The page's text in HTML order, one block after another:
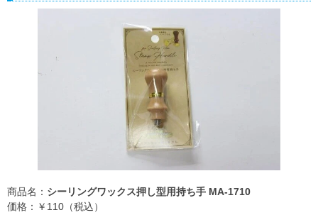
商品名： シーリングワックス押し型用持ち手 MA-1710
価格：￥110（税込）